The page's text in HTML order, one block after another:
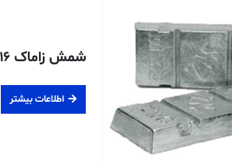
شمش زاماک ۱۶
اطلاعات بیشتر